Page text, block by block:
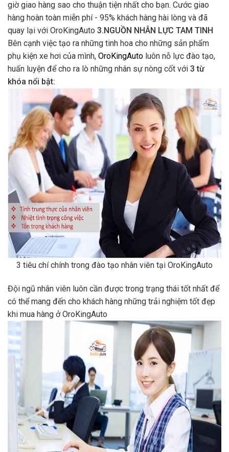
giờ giao hàng sao cho thuận tiện nhất cho bạn. Cước giao
hàng hoàn toàn miễn phí - 95% khách hàng hài lòng và đã
quay lại với OroKingAuto 3.NGUỒN NHÂN LỰC TAM TINH
Bên cạnh việc tạo ra những tinh hoa cho những sản phẩm
phụ kiện xe hơi của mình, OroKingAuto luôn nỗ lực đào tạo,
huấn luyện để cho ra lò những nhân sự nòng cốt với 3 từ
khóa nổi bật:
3 tiêu chí chính trong đào tạo nhân viên tại OroKingAuto
Đội ngũ nhân viên luôn cần được trong trạng thái tốt nhất để
có thể mang đến cho khách hàng những trải nghiệm tốt đẹp
khi mua hàng ở OroKingAuto